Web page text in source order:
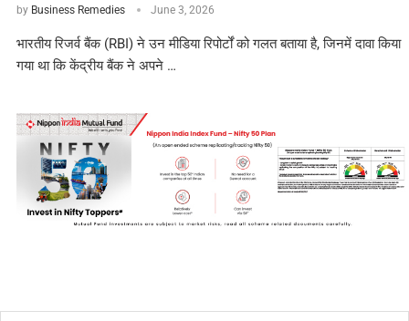
by Business Remedies June 3, 2026
भारतीय रिजर्व बैंक (RBI) ने उन मीडिया रिपोर्टों को गलत बताया है, जिनमें दावा किया
गया था कि केंद्रीय बैंक ने अपने …